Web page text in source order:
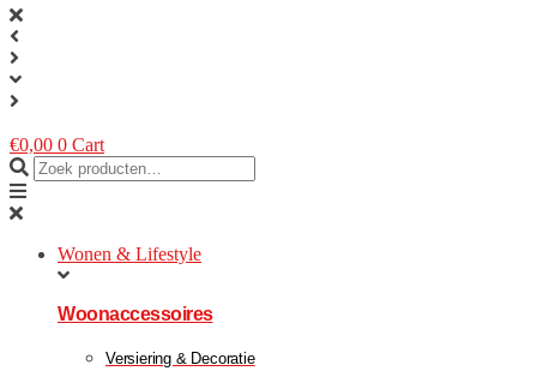
€0,00 0 Cart
Wonen & Lifestyle
Woonaccessoires
Versiering & Decoratie